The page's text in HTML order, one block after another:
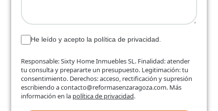
He leído y acepto la política de privacidad.
Responsable: Sixty Home Inmuebles SL. Finalidad: atender
tu consulta y prepararte un presupuesto. Legitimación: tu
consentimiento. Derechos: acceso, rectificación y supresión
escribiendo a contacto@reformasenzaragoza.com. Más
información en la política de privacidad.